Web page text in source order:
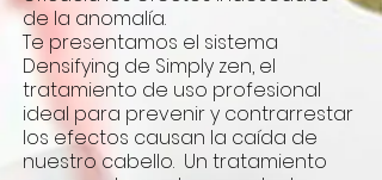
de la anomalía.
Te presentamos el sistema
Densifying de Simply zen, el
tratamiento de uso profesional
ideal para prevenir y contrarrestar
los efectos causan la caída de
nuestro cabello. Un tratamiento